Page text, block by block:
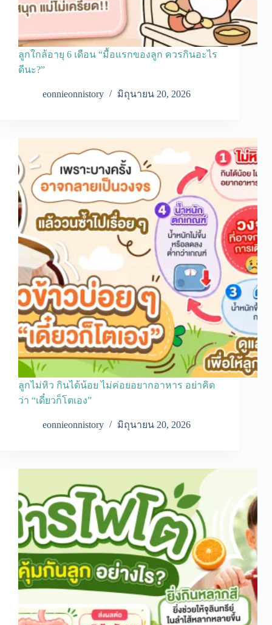
ลูกใกล้อายุ 6 เดือน “มื้อแรกของลูก ควรกินอะไร
ดีนะ?”
eonnieonnistory มิถุนายน 20, 2026
ลูกไม่หิว กินได้น้อย ไม่ค่อยอยากอาหาร อย่าคิด
ว่า “เดี๋ยวก็โตเอง”
eonnieonnistory มิถุนายน 20, 2026